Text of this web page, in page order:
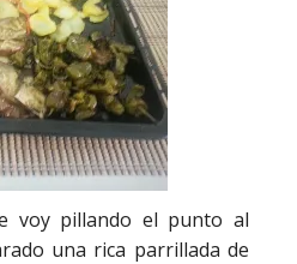
voy pillando el punto al
una rica parrillada de